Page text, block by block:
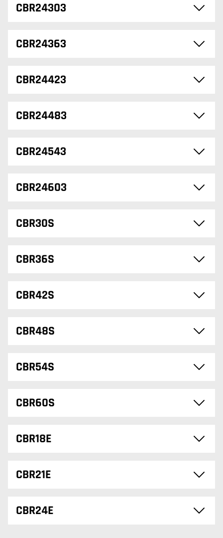
CBR24303
CBR24363
CBR24423
CBR24483
CBR24543
CBR24603
CBR30S
CBR36S
CBR42S
CBR48S
CBR54S
CBR60S
CBR18E
CBR21E
CBR24E